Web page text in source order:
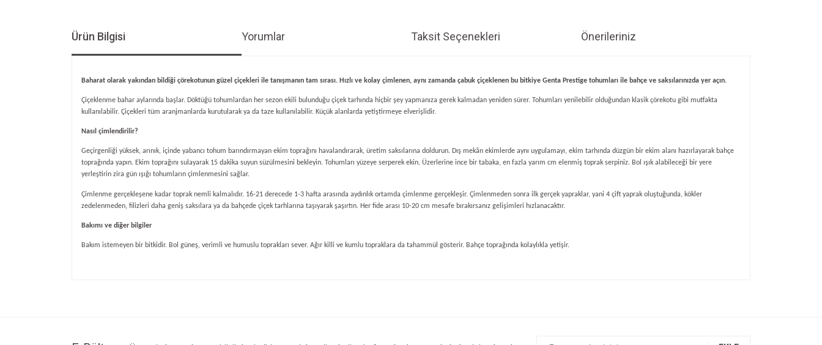
Ürün Bilgisi Yorumlar Taksit Seçenekleri Önerileriniz
Baharat olarak yakından bildiği çörekotunun güzel çiçekleri ile tanışmanın tam sırası. Hızlı ve kolay çimlenen, aynı zamanda çabuk çiçeklenen bu bitkiye Genta Prestige tohumları ile bahçe ve saksılarınızda yer açın.
Çiçeklenme bahar aylarında başlar. Döktüğü tohumlardan her sezon ekili bulunduğu çiçek tarhında hiçbir şey yapmanıza gerek kalmadan yeniden sürer. Tohumları yenilebilir olduğundan klasik çörekotu gibi mutfakta
kullanılabilir. Çiçekleri tüm aranjmanlarda kurutularak ya da taze kullanılabilir. Küçük alanlarda yetiştirmeye elverişlidir.
Nasıl çimlendirilir?
Geçirgenliği yüksek, arınık, içinde yabancı tohum barındırmayan ekim toprağını havalandırarak, üretim saksılarına doldurun. Dış mekân ekimlerde aynı uygulamayı, ekim tarhında düzgün bir ekim alanı hazırlayarak bahçe
toprağında yapın. Ekim toprağını sulayarak 15 dakika suyun süzülmesini bekleyin. Tohumları yüzeye serperek ekin. Üzerlerine ince bir tabaka, en fazla yarım cm elenmiş toprak serpiniz. Bol ışık alabileceği bir yere
yerleştirin zira gün ışığı tohumların çimlenmesini sağlar.
Çimlenme gerçekleşene kadar toprak nemli kalmalıdır. 16-21 derecede 1-3 hafta arasında aydınlık ortamda çimlenme gerçekleşir. Çimlenmeden sonra ilk gerçek yapraklar, yani 4 çift yaprak oluştuğunda, kökler
zedelenmeden, filizleri daha geniş saksılara ya da bahçede çiçek tarhlarına taşıyarak şaşırtın. Her fide arası 10-20 cm mesafe bırakırsanız gelişimleri hızlanacaktır.
Bakımı ve diğer bilgiler
Bakım istemeyen bir bitkidir. Bol güneş, verimli ve humuslu toprakları sever. Ağır killi ve kumlu topraklara da tahammül gösterir. Bahçe toprağında kolaylıkla yetişir.
Ürün bilgilerinde hatalar bulunuyor.